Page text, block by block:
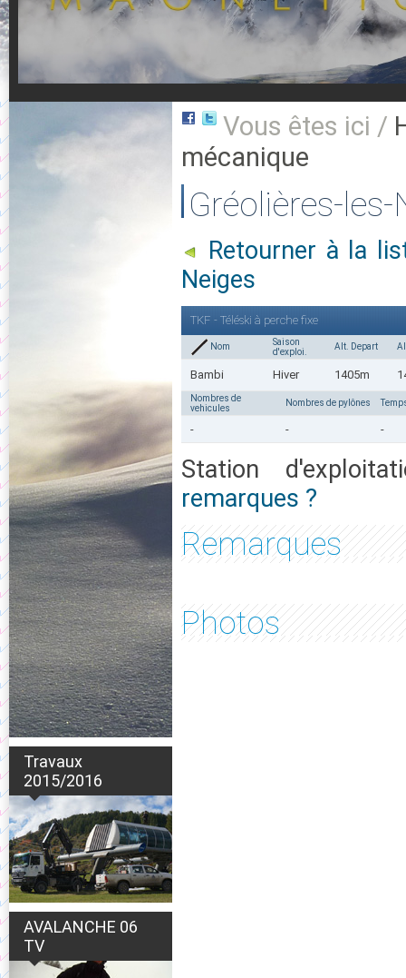
Travaux
2015/2016
AVALANCHE 06
TV
Vous êtes ici /
mécanique
Gréolières-
Retourner à la
Neiges
TKF - Téléski à perche fixe
Nom
Saison
d'exploi.
Alt. Depart
Bambi Hiver 1405m
Nombres de
vehicules
Nombres de pylônes
- - -
Station
remarques ?
Remarques
Photos